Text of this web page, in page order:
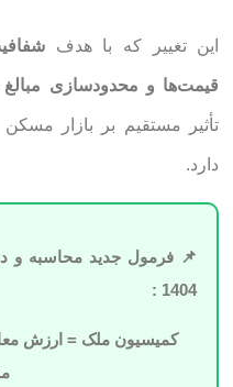
این تغییر که با هدف
قیمت‌ها و محدودسازی
تأثیر مستقیم بر بازار
دارد.
📌 فرمول جدید محاسبه و
1404 :
کمیسیون ملک = ارزش